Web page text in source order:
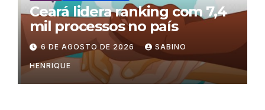
Ceará lidera ranking com 7,4
mil processos no país
6 DE AGOSTO DE 2026 SABINO
HENRIQUE